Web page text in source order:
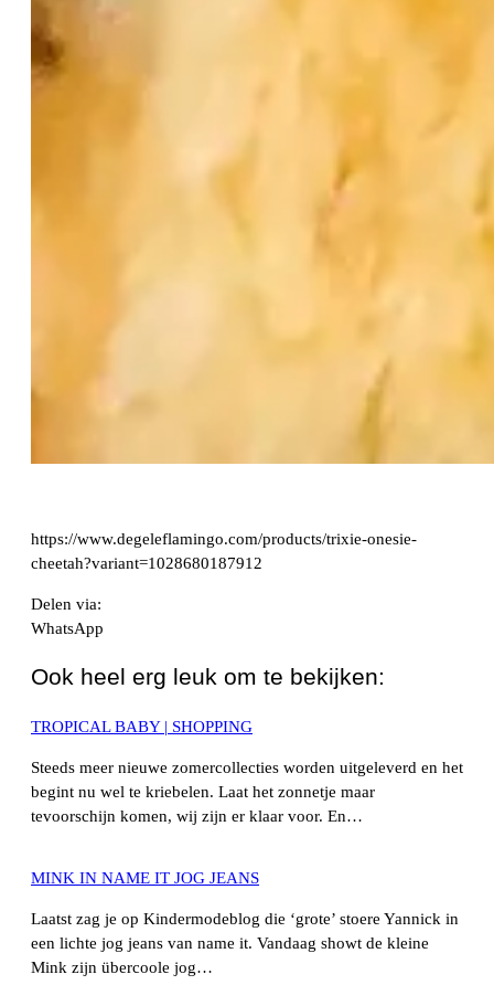
https://www.degeleflamingo.com/products/trixie-onesie-
cheetah?variant=1028680187912
Delen via:
WhatsApp
Ook heel erg leuk om te bekijken:
TROPICAL BABY | SHOPPING
Steeds meer nieuwe zomercollecties worden uitgeleverd en het
begint nu wel te kriebelen. Laat het zonnetje maar
tevoorschijn komen, wij zijn er klaar voor. En…
MINK IN NAME IT JOG JEANS
Laatst zag je op Kindermodeblog die ‘grote’ stoere Yannick in
een lichte jog jeans van name it. Vandaag showt de kleine
Mink zijn übercoole jog…